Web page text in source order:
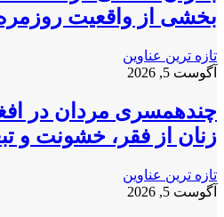
بخشی از واقعیت
تازه ترین عناوین
آگوست 5, 2026
چندهمسری مردان در
زنان از فقر، خشونت و
تازه ترین عناوین
آگوست 5, 2026